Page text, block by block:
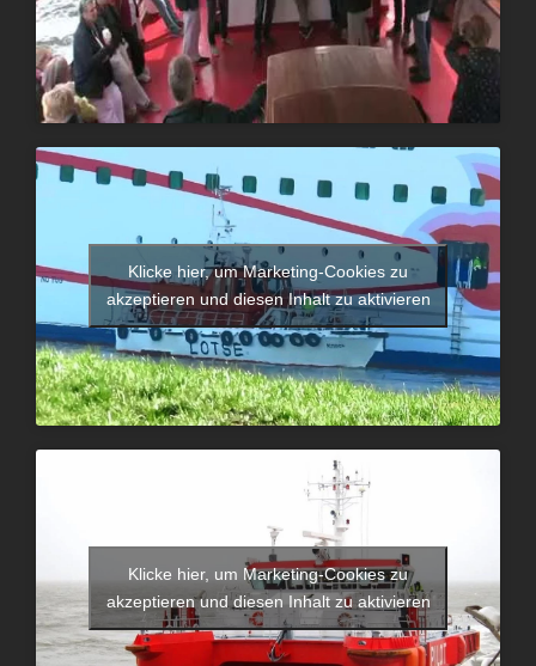
Klicke hier, um Marketing-Cookies zu
akzeptieren und diesen Inhalt zu aktivieren
Klicke hier, um Marketing-Cookies zu
akzeptieren und diesen Inhalt zu aktivieren